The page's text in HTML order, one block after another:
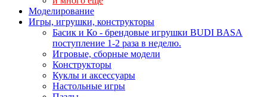
Моделирование
Игры, игрушки, конструкторы
Басик и Ко - брендовые игрушки BUDI BASA
поступление 1-2 раза в неделю.
Игровые, сборные модели
Конструкторы
Куклы и аксессуары
Настольные игры